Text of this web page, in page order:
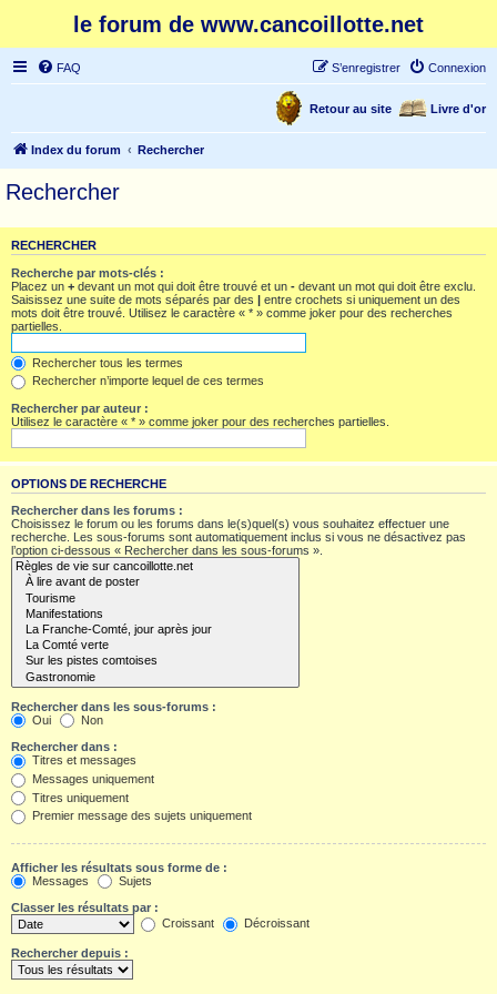
le forum de www.cancoillotte.net
FAQ Connexion
S’enregistrer
Livre d'or
Retour au site
Index du forum Rechercher
Rechercher
RECHERCHER
Recherche par mots-clés :
Placez un + devant un mot qui doit être trouvé et un - devant un mot qui doit être exclu.
Saisissez une suite de mots séparés par des | entre crochets si uniquement un des
mots doit être trouvé. Utilisez le caractère « * » comme joker pour des recherches
partielles.
Rechercher tous les termes
Rechercher n’importe lequel de ces termes
Rechercher par auteur :
Utilisez le caractère « * » comme joker pour des recherches partielles.
OPTIONS DE RECHERCHE
Rechercher dans les forums :
Choisissez le forum ou les forums dans le(s)quel(s) vous souhaitez effectuer une
recherche. Les sous-forums sont automatiquement inclus si vous ne désactivez pas
l’option ci-dessous « Rechercher dans les sous-forums ».
Rechercher dans les sous-forums :
Oui
Non
Rechercher dans :
Titres et messages
Messages uniquement
Titres uniquement
Premier message des sujets uniquement
Afficher les résultats sous forme de :
Messages
Sujets
Classer les résultats par :
Croissant
Décroissant
Rechercher depuis :